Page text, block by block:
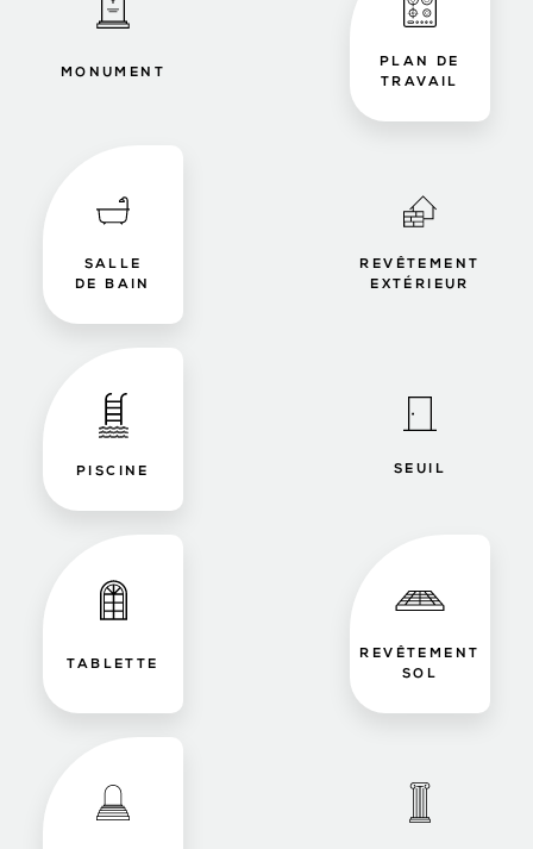
MONUMENT
PLAN DE
TRAVAIL
SALLE
DE BAIN
REVÊTEMENT
EXTÉRIEUR
PISCINE SEUIL
TABLETTE
REVÊTEMENT
SOL